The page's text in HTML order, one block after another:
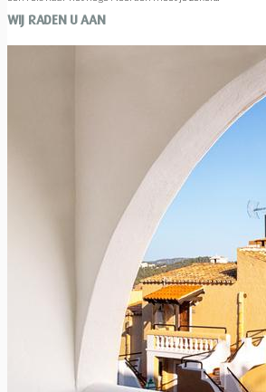
WIJ RADEN U AAN